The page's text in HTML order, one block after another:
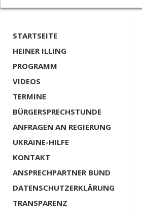
STARTSEITE
HEINER ILLING
PROGRAMM
VIDEOS
TERMINE
BÜRGERSPRECHSTUNDE
ANFRAGEN AN REGIERUNG
UKRAINE-HILFE
KONTAKT
ANSPRECHPARTNER BUND
DATENSCHUTZERKLÄRUNG
TRANSPARENZ